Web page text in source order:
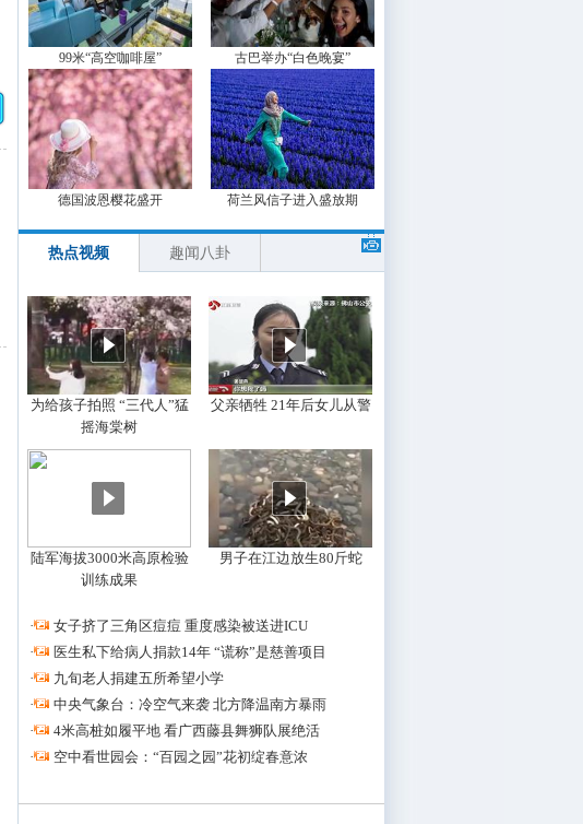
99米“高空咖啡屋” 古巴举办“白色晚宴”
德国波恩樱花盛开 荷兰风信子进入盛放期
热点视频 趣闻八卦
为给孩子拍照 “三代人”猛
摇海棠树
父亲牺牲 21年后女儿从警
陆军海拔3000米高原检验
训练成果
男子在江边放生80斤蛇
·
女子挤了三角区痘痘 重度感染被送进ICU
·
医生私下给病人捐款14年 “谎称”是慈善项目
·
九旬老人捐建五所希望小学
·
中央气象台：冷空气来袭 北方降温南方暴雨
·
4米高桩如履平地 看广西藤县舞狮队展绝活
·
空中看世园会：“百园之园”花初绽春意浓